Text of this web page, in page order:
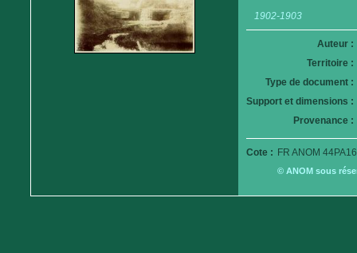
1902-1903
Auteur :
Territoire :
Type de document :
Support et dimensions :
Provenance :
Cote : FR ANOM
© ANOM sous